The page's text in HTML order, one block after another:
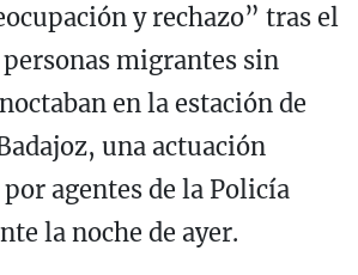
y rechazo” tras el
personas migrantes sin
en la estación de
una actuación
agentes de la Policía
la noche de ayer.